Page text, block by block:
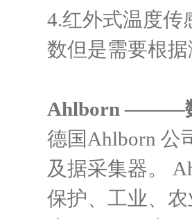
4.红外式温度传
数但是需要根
Ahlborn―――
德国 Ahlborn 公
及据采集器。
保护、工业、